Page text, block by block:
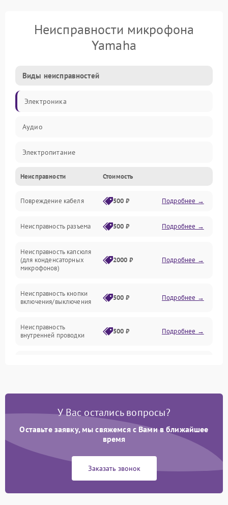
Неисправности микрофона
Yamaha
Виды неисправностей
Электроника
Аудио
Электропитание
Интерфейсы
Капсюль
Механические повреждения
Аксессуары
Неисправности Стоимость
Повреждение кабеля 500 ₽ Подробнее →
Неисправность разъема 500 ₽ Подробнее →
Неисправность капсюля
(для конденсаторных
микрофонов)
2000 ₽ Подробнее →
Неисправность кнопки
включения/выключения
500 ₽ Подробнее →
Неисправность
внутренней проводки
500 ₽ Подробнее →
Поломка батарейного
микрофонов)
Неисправность антенны
микрофонов)
1000 ₽ Подробнее →
Неисправность модуля
беспроводных
У Вас остались вопросы?
Оставьте заявку, мы свяжемся с Вами в ближайшее
время
Заказать звонок